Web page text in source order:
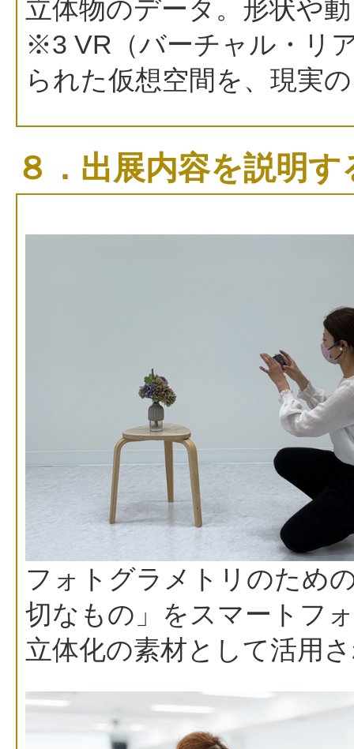
立体物のデータ。形状や
※3 VR（バーチャル・リ
られた仮想空間を、現実
８．出展内容を説明
フォトグラメトリのため
切なもの」をスマートフ
立体化の素材として活用